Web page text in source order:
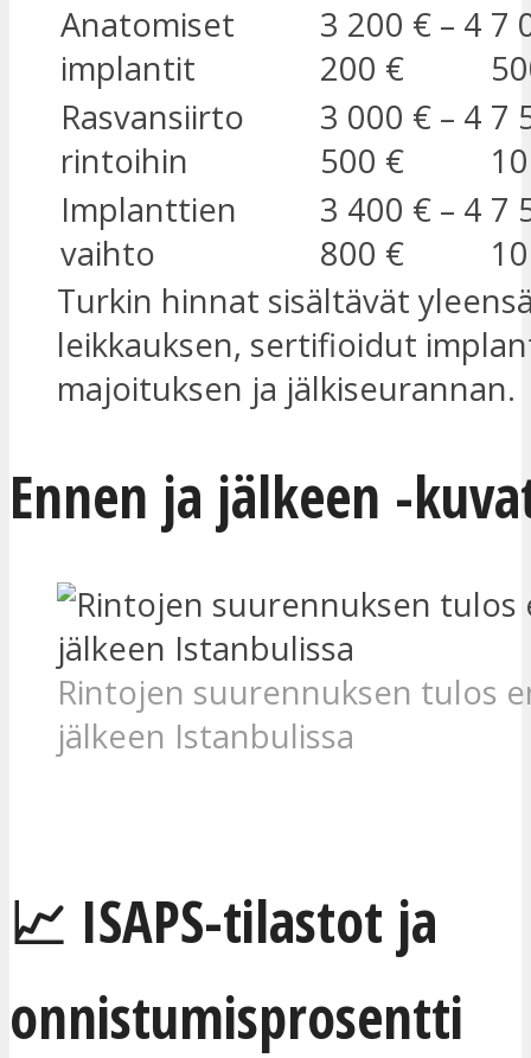
Anatomiset
implantit
3 200 € – 4
200 €
7
Rasvansiirto
rintoihin
3 000 € – 4
500 €
7
Implanttien
vaihto
3 400 € – 4
800 €
7
Turkin hinnat sisältävät
leikkauksen, sertifioidut
majoituksen ja jälkiseurannan.
Ennen ja jälkeen -
Rintojen suurennuksen tulos
jälkeen Istanbulissa
📈 ISAPS-tilastot ja
onnistumisprosentti